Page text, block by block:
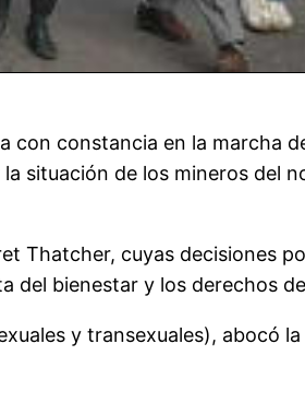
con constancia en la marcha
situación de los mineros del
Thatcher, cuyas decisiones
del bienestar y los derechos
y transexuales), abocó